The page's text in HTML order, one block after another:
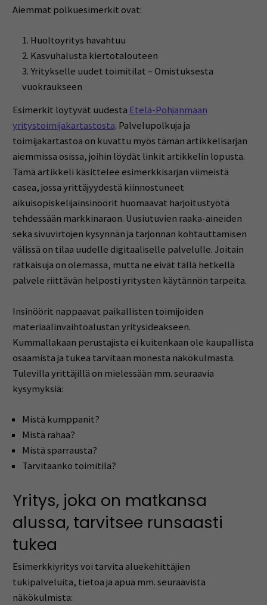
Aiemmat polkuesimerkit ovat:
Huoltoyritys havahtuu
Kasvuhalusta kiertotalouteen
Yritykselle uudet toimitilat – Omistuksesta
vuokraukseen
Esimerkit löytyvät uudesta Etelä-Pohjanmaan
yritystoimijakartastosta. Palvelupolkuja ja
toimijakartastoa on kuvattu myös tämän artikkelisarjan
aiemmissa osissa, joihin löydät linkit artikkelin lopusta.
Tämä artikkeli käsittelee esimerkkisarjan viimeistä
casea, jossa yrittäjyydestä kiinnostuneet
aikuisopiskelijainsinöörit huomaavat harjoitustyötä
tehdessään markkinaraon. Uusiutuvien raaka-aineiden
sekä sivuvirtojen kysynnän ja tarjonnan kohtauttamisen
välissä on tilaa uudelle digitaaliselle palvelulle. Joitain
ratkaisuja on olemassa, mutta ne eivät tällä hetkellä
palvele riittävän helposti yritysten käytännön tarpeita.
Insinöörit nappaavat paikallisten toimijoiden
materiaalinvaihtoalustan yritysideakseen.
Kummallakaan perustajista ei kuitenkaan ole kaupallista
osaamista ja tukea tarvitaan monesta näkökulmasta.
Tulevilla yrittäjillä on mielessään mm. seuraavia
kysymyksiä:
Mistä kumppanit?
Mistä rahaa?
Mistä sparrausta?
Tarvitaanko toimitila?
Yritys, joka on matkansa
alussa, tarvitsee runsaasti
tukea
Esimerkkiyritys voi tarvita aluekehittäjien
tukipalveluita, tietoa ja apua mm. seuraavista
näkökulmista: